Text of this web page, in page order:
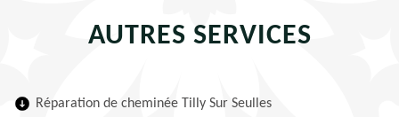
AUTRES SERVICES
Réparation de cheminée Tilly Sur Seulles